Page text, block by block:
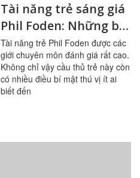
Tài năng trẻ sáng giá
Phil Foden: Những bí
mật ít ai biết
Tài năng trẻ Phil Foden được các
giới chuyên môn đánh giá rất cao.
Không chỉ vậy cầu thủ trẻ này còn
có nhiều điều bí mật thú vị ít ai
biết đến